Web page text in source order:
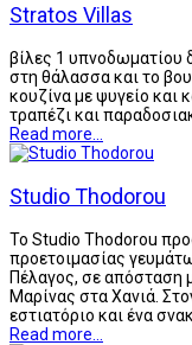
Stratos Villas
βίλες 1 υπνοδωματίου
στη θάλασσα και το
κουζίνα με ψυγείο και
τραπέζι και
Read more...
Studio Thodorou
Το Studio Thodorou
προετοιμασίας
Πέλαγος, σε απόσταση
Μαρίνας στα Χανιά.
εστιατόριο και ένα
Read more...